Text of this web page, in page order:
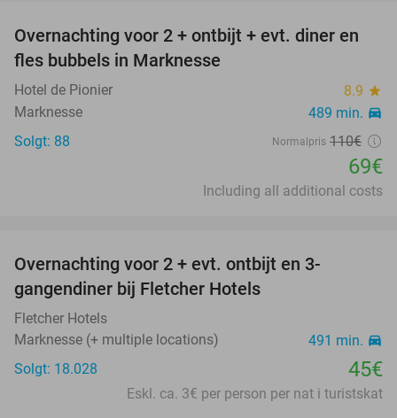
37%
Overnachting voor 2 + ontbijt + evt. diner en
fles bubbels in Marknesse
Hotel de Pionier 8.9 star
Marknesse 489 min. directions_car
Solgt: 88 Normalpris 110€
69€
Including all additional costs
Overnachting voor 2 + evt. ontbijt en 3-
gangendiner bij Fletcher Hotels
Fletcher Hotels
Marknesse (+ multiple locations)
491 min. directions_car
Solgt: 18.028 45€
Eskl. ca. 3€ per person per nat i turistskat